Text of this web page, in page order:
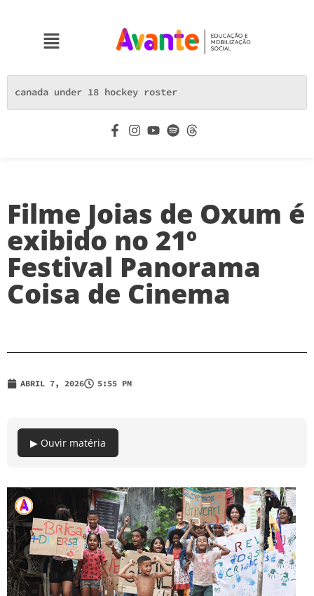
Filme Joias de Oxum é
exibido no 21º
Festival Panorama
Coisa de Cinema
ABRIL 7, 2026 5:55 PM
▶ Ouvir matéria